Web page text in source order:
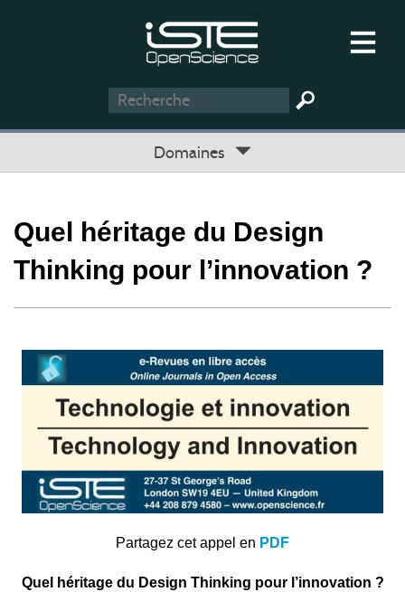
Domaines
Quel héritage du Design
Thinking pour l’innovation ?
Partagez cet appel en PDF
Quel héritage du Design Thinking pour l’innovation ?